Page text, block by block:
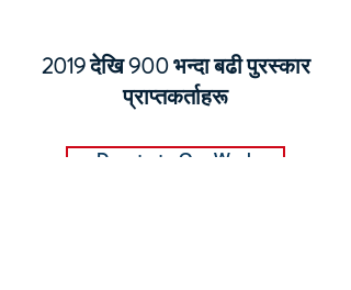
2019 देखि 900 भन्दा बढी पुरस्कार
प्राप्तकर्ताहरू
Donate to Our Work